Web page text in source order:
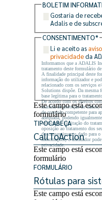
BOLETIM
Gostaria de
Adalis e de
CONSENTIMENTO*
Li e aceito as
privacidadeda
Informamos que a ADALIS
tratamento deste formulário de
A finalidade principal deste
informação do utilizador e
relacionado com os serviços
Solutions dispõe. Da mesma
base legítima para o
De acordo com os direitos
matéria de proteção de
de controlo competente para
adequada, podendo
retificação, limitação do
oposição ao tratamento dos
do consentimento dado para
informações, o utilizador
privacidade.
Este campo está
formulário
TIPOCABEÇA
Este campo está
formulário
FORMULÁRIO
Este campo está